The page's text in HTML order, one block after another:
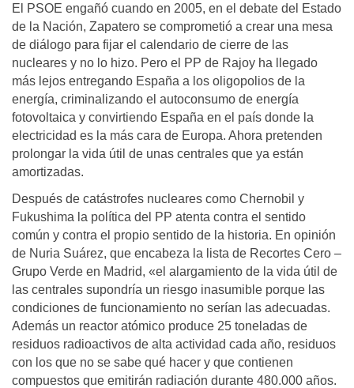
El PSOE engañó cuando en 2005, en el debate del Estado
de la Nación, Zapatero se comprometió a crear una mesa
de diálogo para fijar el calendario de cierre de las
nucleares y no lo hizo. Pero el PP de Rajoy ha llegado
más lejos entregando España a los oligopolios de la
energía, criminalizando el autoconsumo de energía
fotovoltaica y convirtiendo España en el país donde la
electricidad es la más cara de Europa. Ahora pretenden
prolongar la vida útil de unas centrales que ya están
amortizadas.
Después de catástrofes nucleares como Chernobil y
Fukushima la política del PP atenta contra el sentido
común y contra el propio sentido de la historia. En opinión
de Nuria Suárez, que encabeza la lista de Recortes Cero –
Grupo Verde en Madrid, «el alargamiento de la vida útil de
las centrales supondría un riesgo inasumible porque las
condiciones de funcionamiento no serían las adecuadas.
Además un reactor atómico produce 25 toneladas de
residuos radioactivos de alta actividad cada año, residuos
con los que no se sabe qué hacer y que contienen
compuestos que emitirán radiación durante 480.000 años.